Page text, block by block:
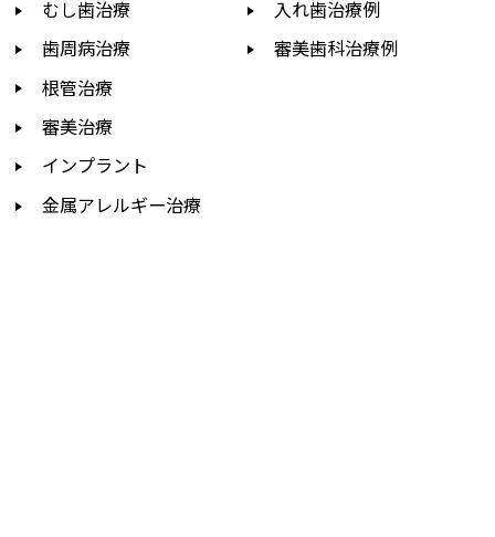
むし歯治療
歯周病治療
根管治療
審美治療
インプラント
金属アレルギー治療
入れ歯治療例
審美歯科治療例